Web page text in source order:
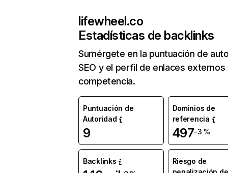
lifewheel.co
Estadísticas de backlinks
Sumérgete en la puntuación de
SEO y el perfil de enlaces externos
competencia.
Puntuación de
Autoridad
9
Dominios de
referencia
497-3 %
Backlinks
Riesgo de